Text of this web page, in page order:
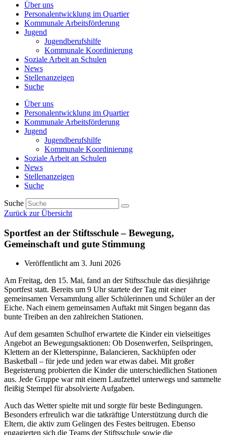
Über uns
Personalentwicklung im Quartier
Kommunale Arbeitsförderung
Jugend
Jugendberufshilfe
Kommunale Koordinierung
Soziale Arbeit an Schulen
News
Stellenanzeigen
Suche
Über uns
Personalentwicklung im Quartier
Kommunale Arbeitsförderung
Jugend
Jugendberufshilfe
Kommunale Koordinierung
Soziale Arbeit an Schulen
News
Stellenanzeigen
Suche
Suche
Zurück zur Übersicht
Sportfest an der Stiftsschule – Bewegung,
Gemeinschaft und gute Stimmung
Veröffentlicht am 3. Juni 2026
Am Freitag, den 15. Mai, fand an der Stiftsschule das diesjährige
Sportfest statt. Bereits um 9 Uhr startete der Tag mit einer
gemeinsamen Versammlung aller Schülerinnen und Schüler an der
Eiche. Nach einem gemeinsamen Auftakt mit Singen begann das
bunte Treiben an den zahlreichen Stationen.
Auf dem gesamten Schulhof erwartete die Kinder ein vielseitiges
Angebot an Bewegungsaktionen: Ob Dosenwerfen, Seilspringen,
Klettern an der Kletterspinne, Balancieren, Sackhüpfen oder
Basketball – für jede und jeden war etwas dabei. Mit großer
Begeisterung probierten die Kinder die unterschiedlichen Stationen
aus. Jede Gruppe war mit einem Laufzettel unterwegs und sammelte
fleißig Stempel für absolvierte Aufgaben.
Auch das Wetter spielte mit und sorgte für beste Bedingungen.
Besonders erfreulich war die tatkräftige Unterstützung durch die
Eltern, die aktiv zum Gelingen des Festes beitrugen. Ebenso
engagierten sich die Teams der Stiftsschule sowie die